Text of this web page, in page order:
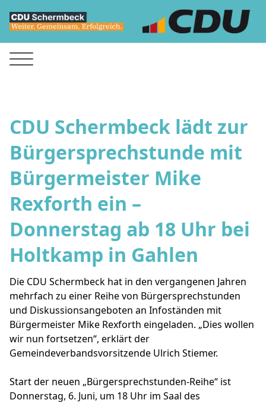
CDU Schermbeck lädt zur
Bürgersprechstunde mit
Bürgermeister Mike
Rexforth ein –
Donnerstag ab 18 Uhr bei
Holtkamp in Gahlen
Die CDU Schermbeck hat in den vergangenen Jahren
mehrfach zu einer Reihe von Bürgersprechstunden
und Diskussionsangeboten an Infoständen mit
Bürgermeister Mike Rexforth eingeladen. „Dies wollen
wir nun fortsetzen“, erklärt der
Gemeindeverbandsvorsitzende Ulrich Stiemer.
Start der neuen „Bürgersprechstunden-Reihe“ ist
Donnerstag, 6. Juni, um 18 Uhr im Saal des